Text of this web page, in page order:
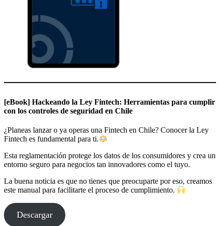
[eBook] Hackeando la Ley Fintech: Herramientas para cumplir
con los controles de seguridad en Chile
¿Planeas lanzar o ya operas una Fintech en Chile? Conocer la Ley
Fintech es fundamental para ti.
Esta reglamentación protege los datos de los consumidores y crea un
entorno seguro para negocios tan innovadores como el tuyo.
La buena noticia es que no tienes que preocuparte por eso, creamos
este manual para facilitarte el proceso de cumplimiento.
Descargar